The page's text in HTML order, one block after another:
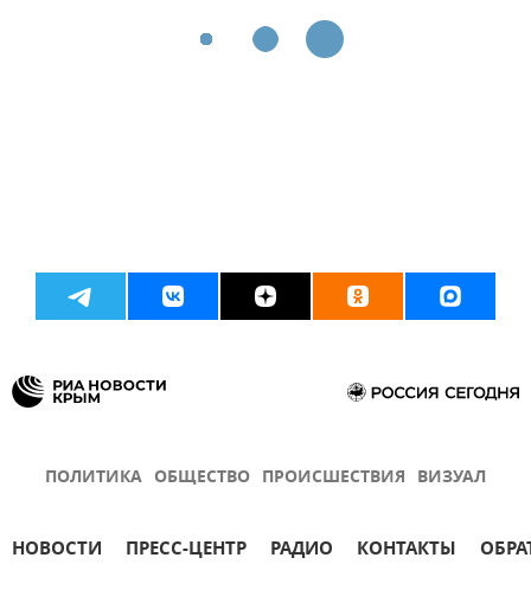
ПОЛИТИКА ОБЩЕСТВО ПРОИСШЕСТВИЯ ВИЗУАЛ
НОВОСТИ ПРЕСС-ЦЕНТР РАДИО КОНТАКТЫ